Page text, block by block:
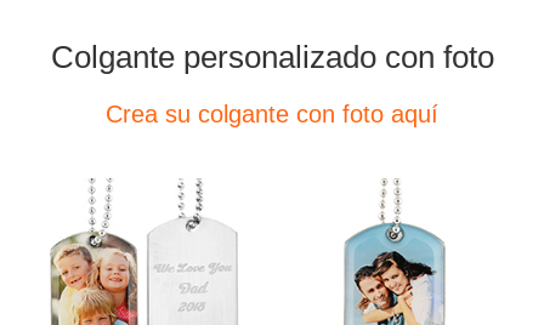
Colgante personalizado con foto
Crea su colgante con foto aquí